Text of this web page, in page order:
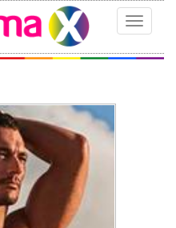
Toggle